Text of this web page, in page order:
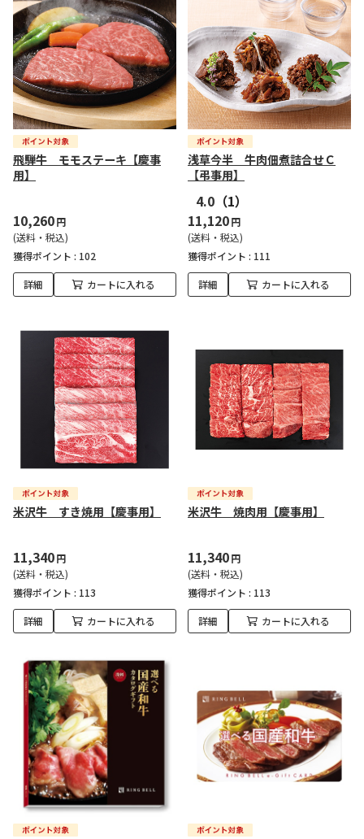
飛騨牛 モモステーキ【慶事
用】
10,260円
(送料・税込)
獲得ポイント : 102
詳細 カートに入れる
浅草今半 牛肉佃煮詰合せＣ
【弔事用】
4.0 （1）
11,120円
(送料・税込)
獲得ポイント : 111
詳細 カートに入れる
米沢牛 すき焼用【慶事用】
11,340円
(送料・税込)
獲得ポイント : 113
詳細 カートに入れる
米沢牛 焼肉用【慶事用】
11,340円
(送料・税込)
獲得ポイント : 113
詳細 カートに入れる